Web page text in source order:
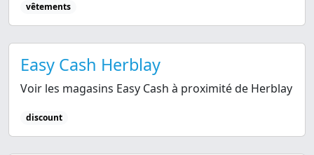
vêtements
Easy Cash Herblay
Voir les magasins Easy Cash à proximité de Herblay
discount